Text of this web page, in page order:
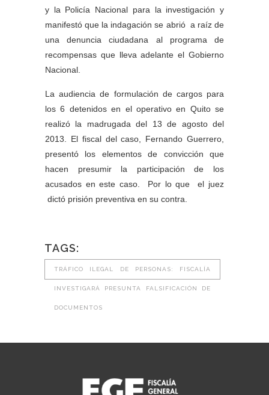
y la Policía Nacional para la investigación y
manifestó que la indagación se abrió a raíz de
una denuncia ciudadana al programa de
recompensas que lleva adelante el Gobierno
Nacional.
La audiencia de formulación de cargos para
los 6 detenidos en el operativo en Quito se
realizó la madrugada del 13 de agosto del
2013. El fiscal del caso, Fernando Guerrero,
presentó los elementos de convicción que
hacen presumir la participación de los
acusados en este caso. Por lo que el juez
dictó prisión preventiva en su contra.
TAGS:
TRÁFICO ILEGAL DE PERSONAS: FISCALÍA
INVESTIGARÁ PRESUNTA FALSIFICACIÓN DE
DOCUMENTOS